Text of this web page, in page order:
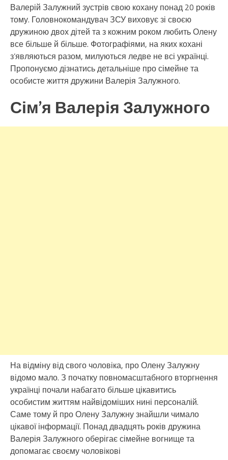
Валерій Залужний зустрів свою кохану понад 20 років
тому. Головнокомандувач ЗСУ виховує зі своєю
дружиною двох дітей та з кожним роком любить Олену
все більше й більше. Фотографіями, на яких кохані
з’являються разом, милуються ледве не всі українці.
Пропонуємо дізнатись детальніше про сімейне та
особисте життя дружини Валерія Залужного.
Сім’я Валерія Залужного
На відміну від свого чоловіка, про Олену Залужну
відомо мало. З початку повномасштабного вторгнення
українці почали набагато більше цікавитись
особистим життям найвідоміших нині персоналій.
Саме тому й про Олену Залужну знайшли чимало
цікавої інформації. Понад двадцять років дружина
Валерія Залужного оберігає сімейне вогнище та
допомагає своєму чоловікові